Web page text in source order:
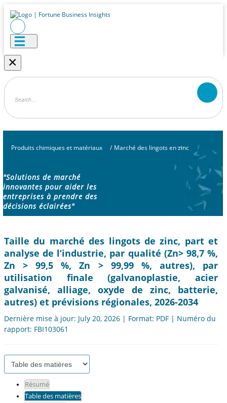
×
Produits chimiques et matériaux / Marché des lingots en zinc
"Solutions de marché
innovantes pour aider les
entreprises à prendre des
décisions éclairées"
Taille du marché des lingots de zinc, part et
analyse de l’industrie, par qualité (Zn> 98,7 %,
Zn > 99,5 %, Zn > 99,99 %, autres), par
utilisation finale (galvanoplastie, acier
galvanisé, alliage, oxyde de zinc, batterie,
autres) et prévisions régionales, 2026-2034
Dernière mise à jour: July 20, 2026 | Format: PDF | Numéro du
rapport: FBI103061
Résumé
Table des matières